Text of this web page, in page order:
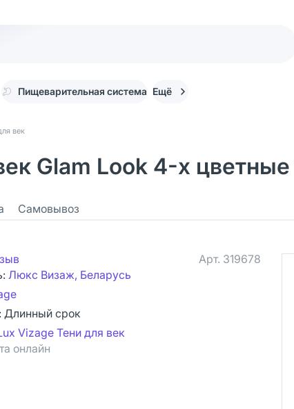
Пищеварительная система Ещё
век
Glam Look 4-х цветные
Самовывоз
Арт. 319678
Люкс Визаж, Беларусь
Длинный срок
Vizage Тени для век
онлайн